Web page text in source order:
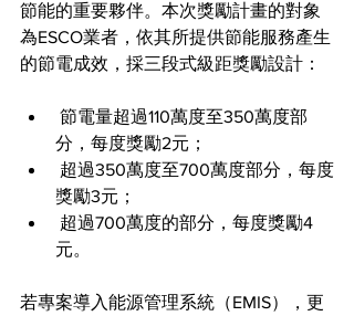
節能的重要夥伴。本次獎勵計畫的對象
為ESCO業者，依其所提供節能服務產生
的節電成效，採三段式級距獎勵設計：
節電量超過110萬度至350萬度部
分，每度獎勵2元；
超過350萬度至700萬度部分，每度
獎勵3元；
超過700萬度的部分，每度獎勵4
元。
若專案導入能源管理系統（EMIS），更